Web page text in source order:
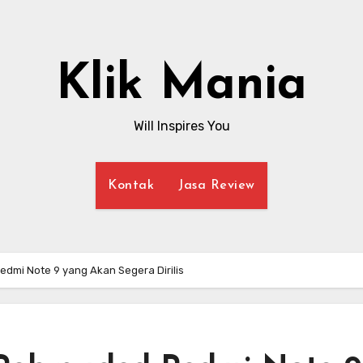
Klik Mania
Will Inspires You
Kontak Jasa Review
Note 9 yang Akan Segera Dirilis